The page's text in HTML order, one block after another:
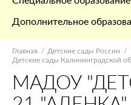
Дополнительное
Главная
Детские сады России
Детские сады Калининградской
МАДОУ